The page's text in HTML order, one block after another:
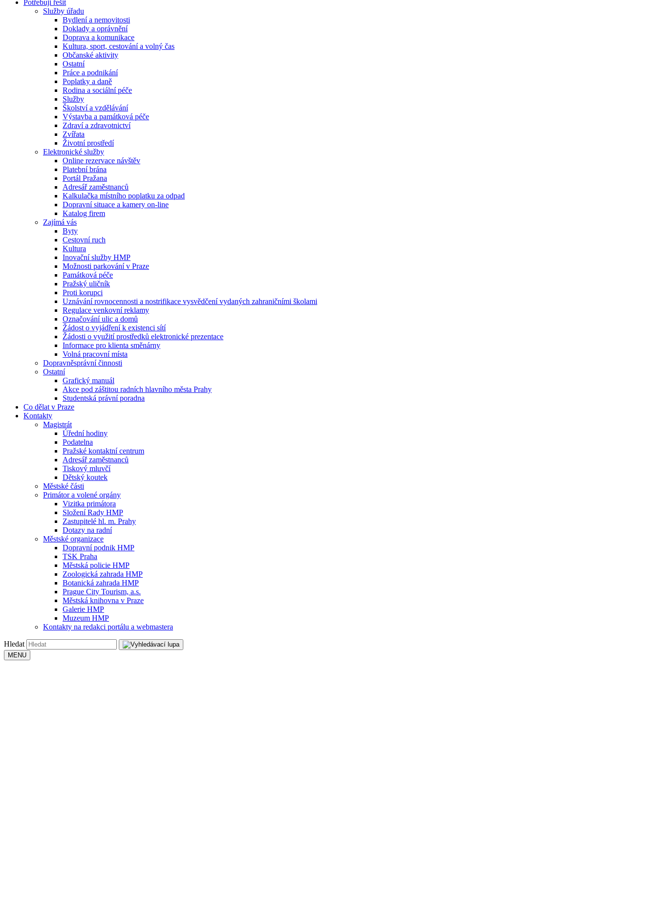
Potřebuji řešit
Služby úřadu
Bydlení a nemovitosti
Doklady a oprávnění
Doprava a komunikace
Kultura, sport, cestování a volný čas
Občanské aktivity
Ostatní
Práce a podnikání
Poplatky a daně
Rodina a sociální péče
Služby
Školství a vzdělávání
Výstavba a památková péče
Zdraví a zdravotnictví
Zvířata
Životní prostředí
Elektronické služby
Online rezervace návštěv
Platební brána
Portál Pražana
Adresář zaměstnanců
Kalkulačka místního poplatku za odpad
Dopravní situace a kamery on-line
Katalog firem
Zajímá vás
Byty
Cestovní ruch
Kultura
Inovační služby HMP
Možnosti parkování v Praze
Památková péče
Pražský uličník
Proti korupci
Uznávání rovnocennosti a nostrifikace vysvědčení vydaných zahraničními školami
Regulace venkovní reklamy
Označování ulic a domů
Žádost o vyjádření k existenci sítí
Žádosti o využití prostředků elektronické prezentace
Informace pro klienta směnárny
Volná pracovní místa
Dopravněsprávní činnosti
Ostatní
Grafický manuál
Akce pod záštitou radních hlavního města Prahy
Studentská právní poradna
Co dělat v Praze
Kontakty
Magistrát
Úřední hodiny
Podatelna
Pražské kontaktní centrum
Adresář zaměstnanců
Tiskový mluvčí
Dětský koutek
Městské části
Primátor a volené orgány
Vizitka primátora
Složení Rady HMP
Zastupitelé hl. m. Prahy
Dotazy na radní
Městské organizace
Dopravní podnik HMP
TSK Praha
Městská policie HMP
Zoologická zahrada HMP
Botanická zahrada HMP
Prague City Tourism, a.s.
Městská knihovna v Praze
Galerie HMP
Muzeum HMP
Kontakty na redakci portálu a webmastera
Hledat
MENU